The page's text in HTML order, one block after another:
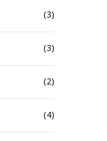
(3)
(3)
(2)
(4)